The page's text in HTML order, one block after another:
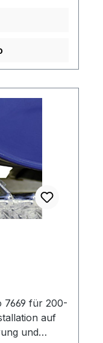
200-
auf
und